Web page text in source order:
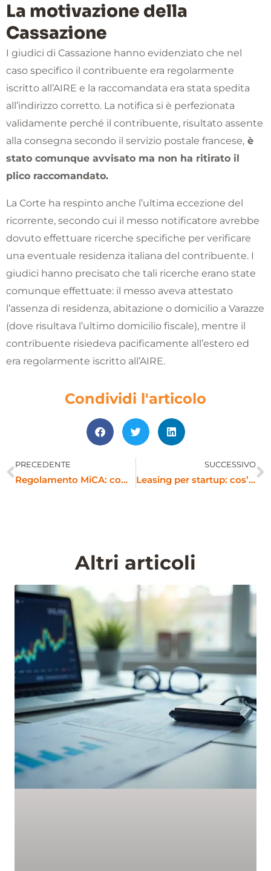
La motivazione della
Cassazione
I giudici di Cassazione hanno evidenziato che nel
caso specifico il contribuente era regolarmente
iscritto all’AIRE e la raccomandata era stata spedita
all’indirizzo corretto. La notifica si è perfezionata
validamente perché il contribuente, risultato assente
alla consegna secondo il servizio postale francese, è
stato comunque avvisato ma non ha ritirato il
plico raccomandato.
La Corte ha respinto anche l’ultima eccezione del
ricorrente, secondo cui il messo notificatore avrebbe
dovuto effettuare ricerche specifiche per verificare
una eventuale residenza italiana del contribuente. I
giudici hanno precisato che tali ricerche erano state
comunque effettuate: il messo aveva attestato
l’assenza di residenza, abitazione o domicilio a Varazze
(dove risultava l’ultimo domicilio fiscale), mentre il
contribuente risiedeva pacificamente all’estero ed
era regolarmente iscritto all’AIRE.
Condividi l'articolo
Precedente
PRECEDENTE
Regolamento MiCA: come cambiano le norme per le criptovalute in Europa
SUCCESSIVO
Leasing per startup: cos’è e come funziona
Altri articoli